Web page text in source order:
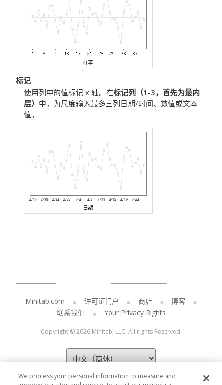
标记
使用列中的值标记 x 轴。在标记列（1-3，首先为最内
层） 中，为尺度输入最多三列日期/时间、数值或文本
值。
Minitab.com 许可证门户 商店
博客
联系我们
Your Privacy Rights
Copyright © 2026 Minitab, LLC. All rights Reserved.
We process your personal information to measure and